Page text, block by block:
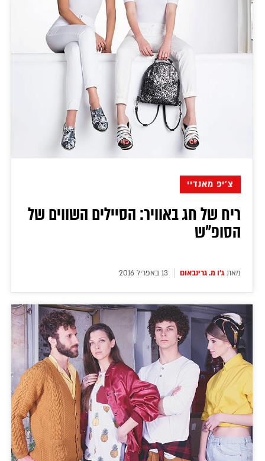
צ'יפ מאנדיי
ריח של חג באוויר: הסיילים השווים של
הסופ"ש
מאת ג'ו מ. גרינבאום 13 באפריל 2016